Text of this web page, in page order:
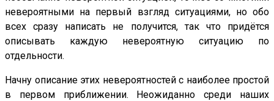
невероятными на первый взгляд ситуациями, но обо
всех сразу написать не получится, так что придётся
описывать каждую невероятную ситуацию по
отдельности.
Начну описание этих невероятностей с наиболее простой
в первом приближении. Неожиданно среди наших